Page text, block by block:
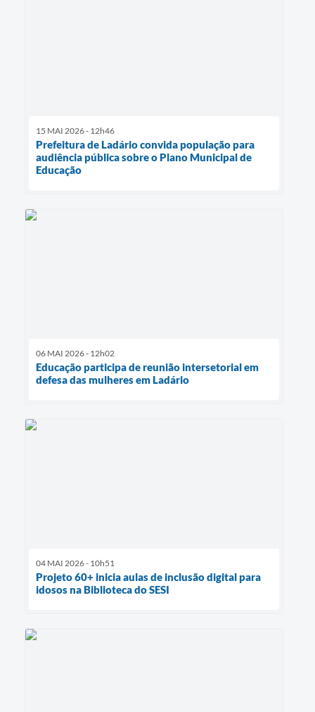
15 MAI 2026 - 12h46
Prefeitura de Ladário convida população para
audiência pública sobre o Plano Municipal de
Educação
06 MAI 2026 - 12h02
Educação participa de reunião intersetorial em
defesa das mulheres em Ladário
04 MAI 2026 - 10h51
Projeto 60+ inicia aulas de inclusão digital para
idosos na Biblioteca do SESI